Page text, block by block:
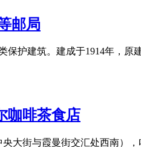
邮局
护建筑。建成于1914年，原
咖啡茶食店
大街与霞曼街交汇处西南）